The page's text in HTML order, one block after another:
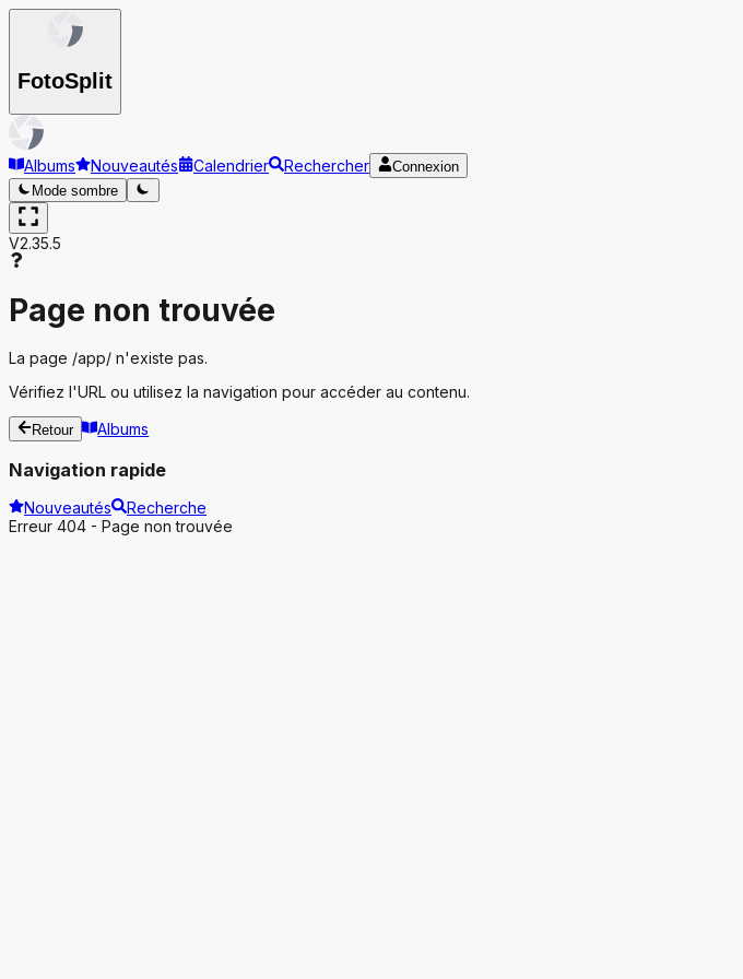
FotoSplit
Albums Nouveautés Calendrier Rechercher
Connexion
Mode sombre
V2.35.5
Page non trouvée
La page /app/ n'existe pas.
Vérifiez l'URL ou utilisez la navigation pour accéder au contenu.
Retour Albums
Navigation rapide
Nouveautés
Recherche
Erreur 404 - Page non trouvée